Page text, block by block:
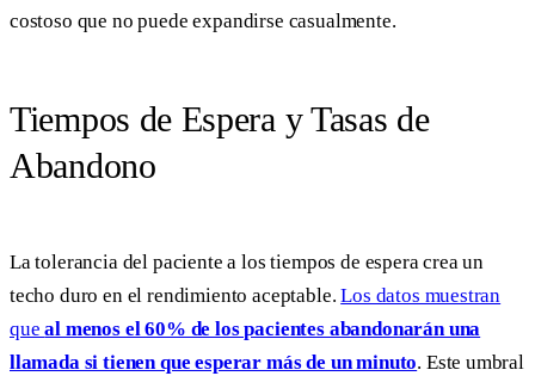
costoso que no puede expandirse casualmente.
Tiempos de Espera y Tasas de
Abandono
La tolerancia del paciente a los tiempos de espera crea un
techo duro en el rendimiento aceptable.Los datos muestran
queal menos el 60% de los pacientes abandonarán una
llamada si tienen que esperar más de un minuto. Este umbral